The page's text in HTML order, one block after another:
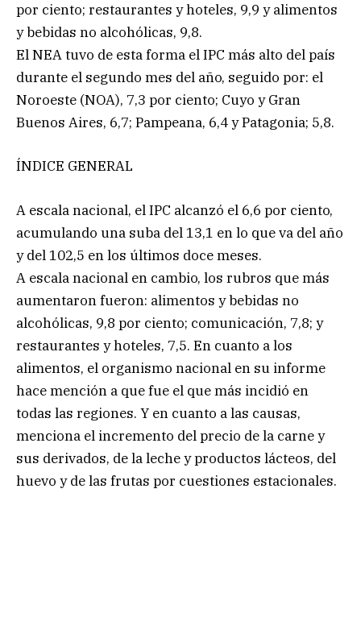
por ciento; restaurantes y hoteles, 9,9 y alimentos
y bebidas no alcohólicas, 9,8.
El NEA tuvo de esta forma el IPC más alto del país
durante el segundo mes del año, seguido por: el
Noroeste (NOA), 7,3 por ciento; Cuyo y Gran
Buenos Aires, 6,7; Pampeana, 6,4 y Patagonia; 5,8.
ÍNDICE GENERAL
A escala nacional, el IPC alcanzó el 6,6 por ciento,
acumulando una suba del 13,1 en lo que va del año
y del 102,5 en los últimos doce meses.
A escala nacional en cambio, los rubros que más
aumentaron fueron: alimentos y bebidas no
alcohólicas, 9,8 por ciento; comunicación, 7,8; y
restaurantes y hoteles, 7,5. En cuanto a los
alimentos, el organismo nacional en su informe
hace mención a que fue el que más incidió en
todas las regiones. Y en cuanto a las causas,
menciona el incremento del precio de la carne y
sus derivados, de la leche y productos lácteos, del
huevo y de las frutas por cuestiones estacionales.